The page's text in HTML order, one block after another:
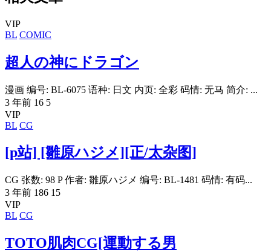
VIP
BL COMIC
超人の神にドラゴン
漫画 编号: BL-6075 语种: 日文 内页: 全彩 码情: 无马 简介: ...
3 年前 16 5
VIP
BL CG
[p站] [雛原ハジメ][正/太杂图]
CG 张数: 98 P 作者: 雛原ハジメ 编号: BL-1481 码情: 有码...
3 年前 186 15
VIP
BL CG
TOTO肌肉CG[運動する男